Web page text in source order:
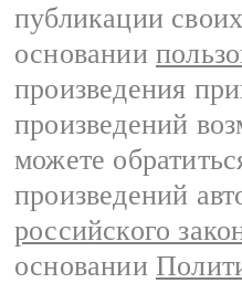
публикации
основании
произведения
произведений
можете
произведений
российского
основании